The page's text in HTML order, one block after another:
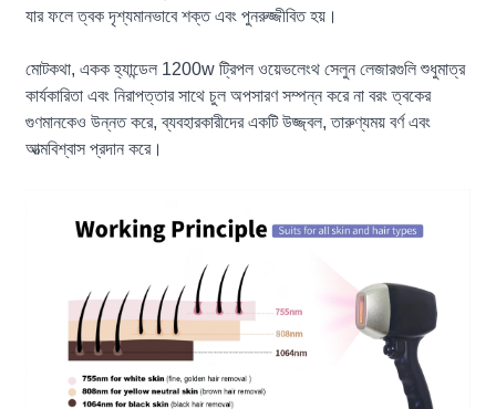
যার ফলে ত্বক দৃশ্যমানভাবে শক্ত এবং পুনরুজ্জীবিত হয়।
মোটকথা, একক হ্যান্ডেল 1200w ট্রিপল ওয়েভলেংথ সেলুন লেজারগুলি শুধুমাত্র
কার্যকারিতা এবং নিরাপত্তার সাথে চুল অপসারণ সম্পন্ন করে না বরং ত্বকের
গুণমানকেও উন্নত করে, ব্যবহারকারীদের একটি উজ্জ্বল, তারুণ্যময় বর্ণ এবং
আত্মবিশ্বাস প্রদান করে।